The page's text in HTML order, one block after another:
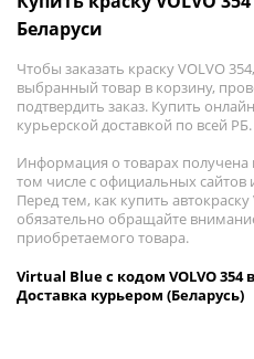
Беларуси
Чтобы заказать краску VOLVO
выбранный товар в корзину,
подтвердить заказ. Купить
курьерской доставкой по всей РБ.
Информация о товарах получена
том числе с официальных сайтов
Перед тем, как купить
обязательно обращайте
приобретаемого товара.
Virtual Blue с кодом VOLVO 354
Доставка курьером (Беларусь)